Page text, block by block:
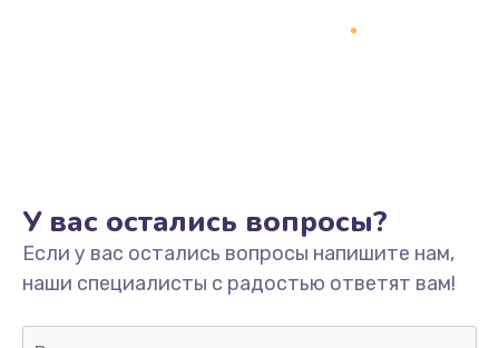
Модернизация
2100 руб.
У вас остались вопросы?
Если у вас остались вопросы напишите нам,
наши специалисты с радостью ответят вам!